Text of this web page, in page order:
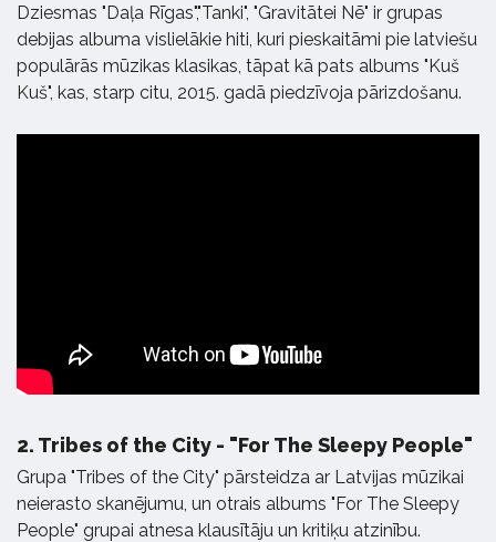
Dziesmas "Daļa Rīgas","Tanki", "Gravitātei Nē" ir grupas
debijas albuma vislielākie hiti, kuri pieskaitāmi pie latviešu
populārās mūzikas klasikas, tāpat kā pats albums "Kuš
Kuš", kas, starp citu, 2015. gadā piedzīvoja pārizdošanu.
2. Tribes of the City - "For The Sleepy People"
Grupa "Tribes of the City" pārsteidza ar Latvijas mūzikai
neierasto skanējumu, un otrais albums "For The Sleepy
People" grupai atnesa klausītāju un kritiķu atzinību.